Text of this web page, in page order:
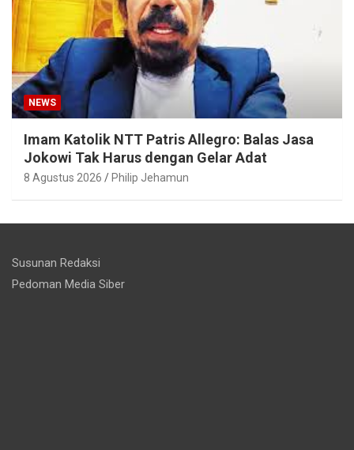
NEWS
Imam Katolik NTT Patris Allegro: Balas Jasa
Jokowi Tak Harus dengan Gelar Adat
8 Agustus 2026 Philip Jehamun
Susunan Redaksi
Pedoman Media Siber